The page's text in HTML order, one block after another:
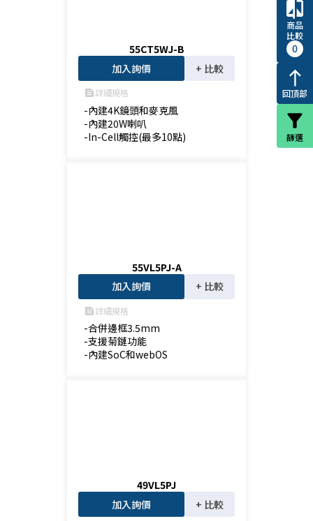
55CT5WJ-B
加入詢價
+ 比較
feed詳細規格
-內建4K鏡頭和麥克風
-內建20W喇叭
-In-Cell觸控(最多10點)
55VL5PJ-A
加入詢價
+ 比較
feed詳細規格
-合併邊框3.5mm
-支援菊鏈功能
-內建SoC和webOS
49VL5PJ
加入詢價
+ 比較
compare
商品
比較
0
north
回頂部
filter_alt
篩選